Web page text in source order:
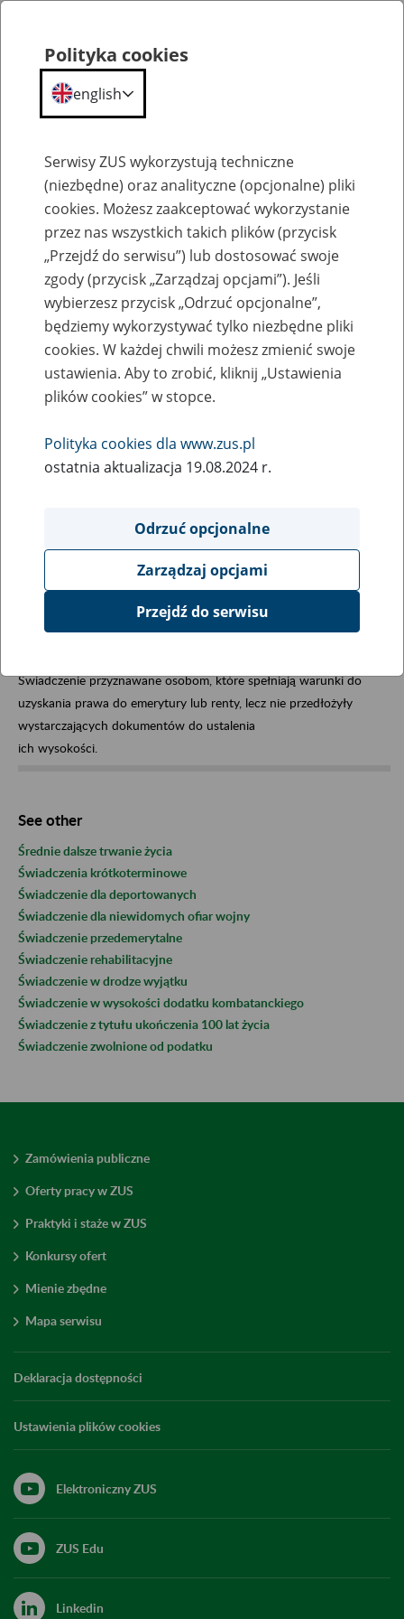
Słownik
Glossary
Świadczenie zaliczkowe
Świadczenie przyznawane osobom, które spełniają warunki do
uzyskania prawa do emerytury lub renty, lecz nie przedłożyły
wystarczających dokumentów do ustalenia
ich wysokości.
See other
Średnie dalsze trwanie życia
Świadczenia krótkoterminowe
Świadczenie dla deportowanych
Świadczenie dla niewidomych ofiar wojny
Świadczenie przedemerytalne
Świadczenie rehabilitacyjne
Świadczenie w drodze wyjątku
Świadczenie w wysokości dodatku kombatanckiego
Świadczenie z tytułu ukończenia 100 lat życia
Świadczenie zwolnione od podatku
Zamówienia publiczne
Oferty pracy w ZUS
Praktyki i staże w ZUS
Konkursy ofert
Mienie zbędne
Mapa serwisu
Deklaracja dostępności
Ustawienia plików cookies
Elektroniczny ZUS
ZUS Edu
Linkedin
Polityka cookies
english
Serwisy ZUS wykorzystują techniczne
(niezbędne) oraz analityczne (opcjonalne) pliki
cookies. Możesz zaakceptować wykorzystanie
przez nas wszystkich takich plików (przycisk
„Przejdź do serwisu”) lub dostosować swoje
zgody (przycisk „Zarządzaj opcjami”). Jeśli
wybierzesz przycisk „Odrzuć opcjonalne”,
będziemy wykorzystywać tylko niezbędne pliki
cookies. W każdej chwili możesz zmienić swoje
ustawienia. Aby to zrobić, kliknij „Ustawienia
plików cookies” w stopce.
Polityka cookies dla www.zus.pl
ostatnia aktualizacja 19.08.2024 r.
Odrzuć opcjonalne
Zarządzaj opcjami
Przejdź do serwisu